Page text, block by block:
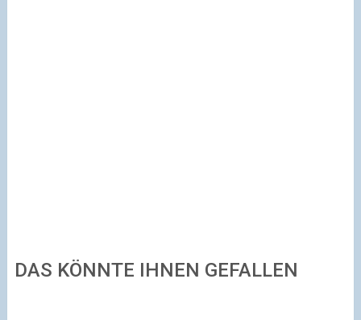
DAS KÖNNTE IHNEN GEFALLEN